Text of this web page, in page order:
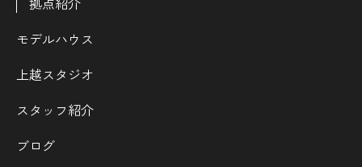
モデルハウス
上越スタジオ
スタッフ紹介
ブログ